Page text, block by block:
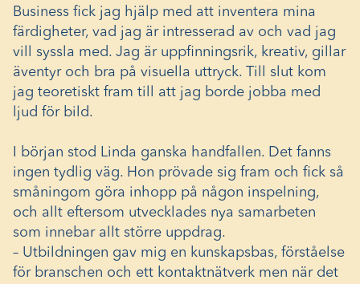
Business fick jag hjälp med att inventera mina
färdigheter, vad jag är intresserad av och vad jag
vill syssla med. Jag är uppfinningsrik, kreativ, gillar
äventyr och bra på visuella uttryck. Till slut kom
jag teoretiskt fram till att jag borde jobba med
ljud för bild.
I början stod Linda ganska handfallen. Det fanns
ingen tydlig väg. Hon prövade sig fram och fick så
småningom göra inhopp på någon inspelning,
och allt eftersom utvecklades nya samarbeten
som innebar allt större uppdrag.
– Utbildningen gav mig en kunskapsbas, förståelse
för branschen och ett kontaktnätverk men när det